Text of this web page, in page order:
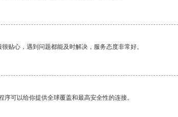
贴心，遇到问题都能及时解决，服务态度非常好。
序可以给你提供全球覆盖和最高安全性的连接。